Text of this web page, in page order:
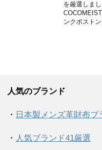
を厳選しま
ンクボスト
人気のブランド
・ 日本製メンズ革財布ブ
・ 人気ブランド41厳選